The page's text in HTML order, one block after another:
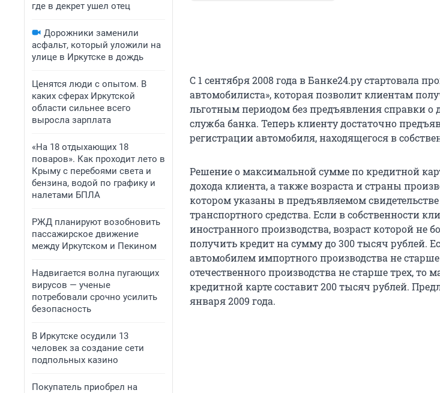
где в декрет ушел отец
Дорожники заменили
асфальт, который уложили на
улице в Иркутске в дождь
Ценятся люди с опытом. В
каких сферах Иркутской
области сильнее всего
выросла зарплата
«На 18 отдыхающих 18
поваров». Как проходит лето в
Крыму с перебоями света и
бензина, водой по графику и
налетами БПЛА
РЖД планируют возобновить
пассажирское движение
между Иркутском и Пекином
Надвигается волна пугающих
вирусов — ученые
потребовали срочно усилить
безопасность
В Иркутске осудили 13
человек за создание сети
подпольных казино
Покупатель приобрел на
С 1 сентября 2008 года в Банке24.ру стартовала
автомобилиста», которая позволит клиентам
льготным периодом без предъявления справки о
служба банка. Теперь клиенту достаточно
регистрации автомобиля, находящегося в
Решение о максимальной сумме по кредитной
дохода клиента, а также возраста и страны
котором указаны в предъявляемом
транспортного средства. Если в собственности
иностранного производства, возраст которой не
получить кредит на сумму до 300 тысяч рублей.
автомобилем импортного производства не
отечественного производства не старше трех, то
кредитной карте составит 200 тысяч рублей.
января 2009 года.